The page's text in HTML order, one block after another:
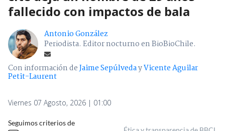
fallecido con impactos de bala
Antonio González
Periodista. Editor nocturno en BioBioChile.
Con información deJaime SepúlvedayVicente Aguilar
Petit-Laurent
Viernes 07 Agosto, 2026 | 01:00
Seguimos criterios de